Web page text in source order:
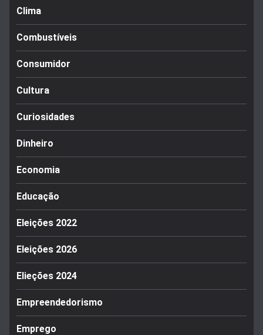
Clima
Combustíveis
Consumidor
Cultura
Curiosidades
Dinheiro
Economia
Educação
Eleições 2022
Eleições 2026
Elieções 2024
Empreendedorismo
Emprego